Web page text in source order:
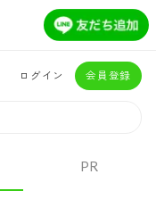
ログイン 会員登録
PR